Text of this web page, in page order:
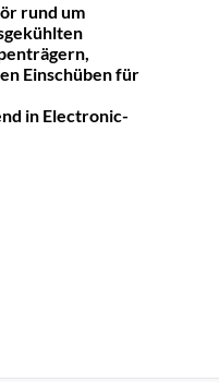
rund um
Einschüben für
in Electronic-